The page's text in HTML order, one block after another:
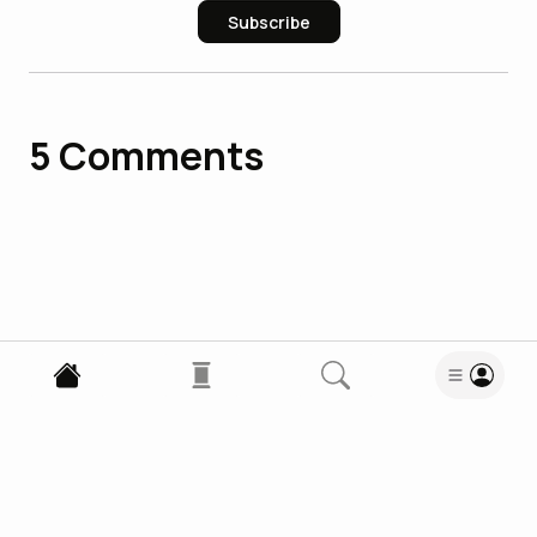
Subscribe
5 Comments